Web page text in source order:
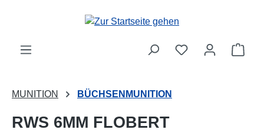
Zum Hauptinhalt springen
MUNITION BÜCHSENMUNITION
RWS 6MM FLOBERT